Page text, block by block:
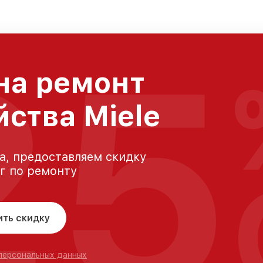
ремонт
Miele
предоставляем скидку
по ремонту
скидку
данных